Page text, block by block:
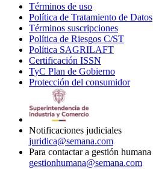
Términos de uso
in
new
window
Política de Tratamiento de Datos
Términos suscripciones
in
Política de Riesgos C/ST
Política SAGRILAFT
new
window
Certificación ISSN
in
new
TyC Plan de Gobierno
in
Protección del consumidorOpens
Notificaciones judiciales
juridica@semana.com
Para contactar a gestión humana
gestionhumana@semana.com